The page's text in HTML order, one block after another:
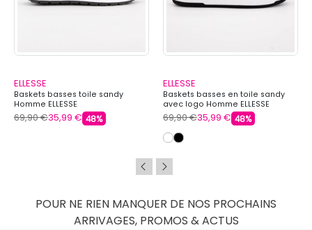
ELLESSE
Baskets basses toile sandy
Homme ELLESSE
69,90 €35,99 € 48%
ELLESSE
Baskets basses en toile sandy
avec logo Homme ELLESSE
69,90 €35,99 € 48%
POUR NE RIEN MANQUER DE NOS PROCHAINS
ARRIVAGES, PROMOS & ACTUS